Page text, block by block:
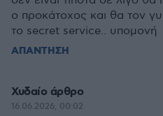
ο προκάτοχος και θα τον
το secret service.. υπομονή
ΑΠΑΝΤΗΣΗ
Χυδαίο άρθρο
16.06.2026, 00:02